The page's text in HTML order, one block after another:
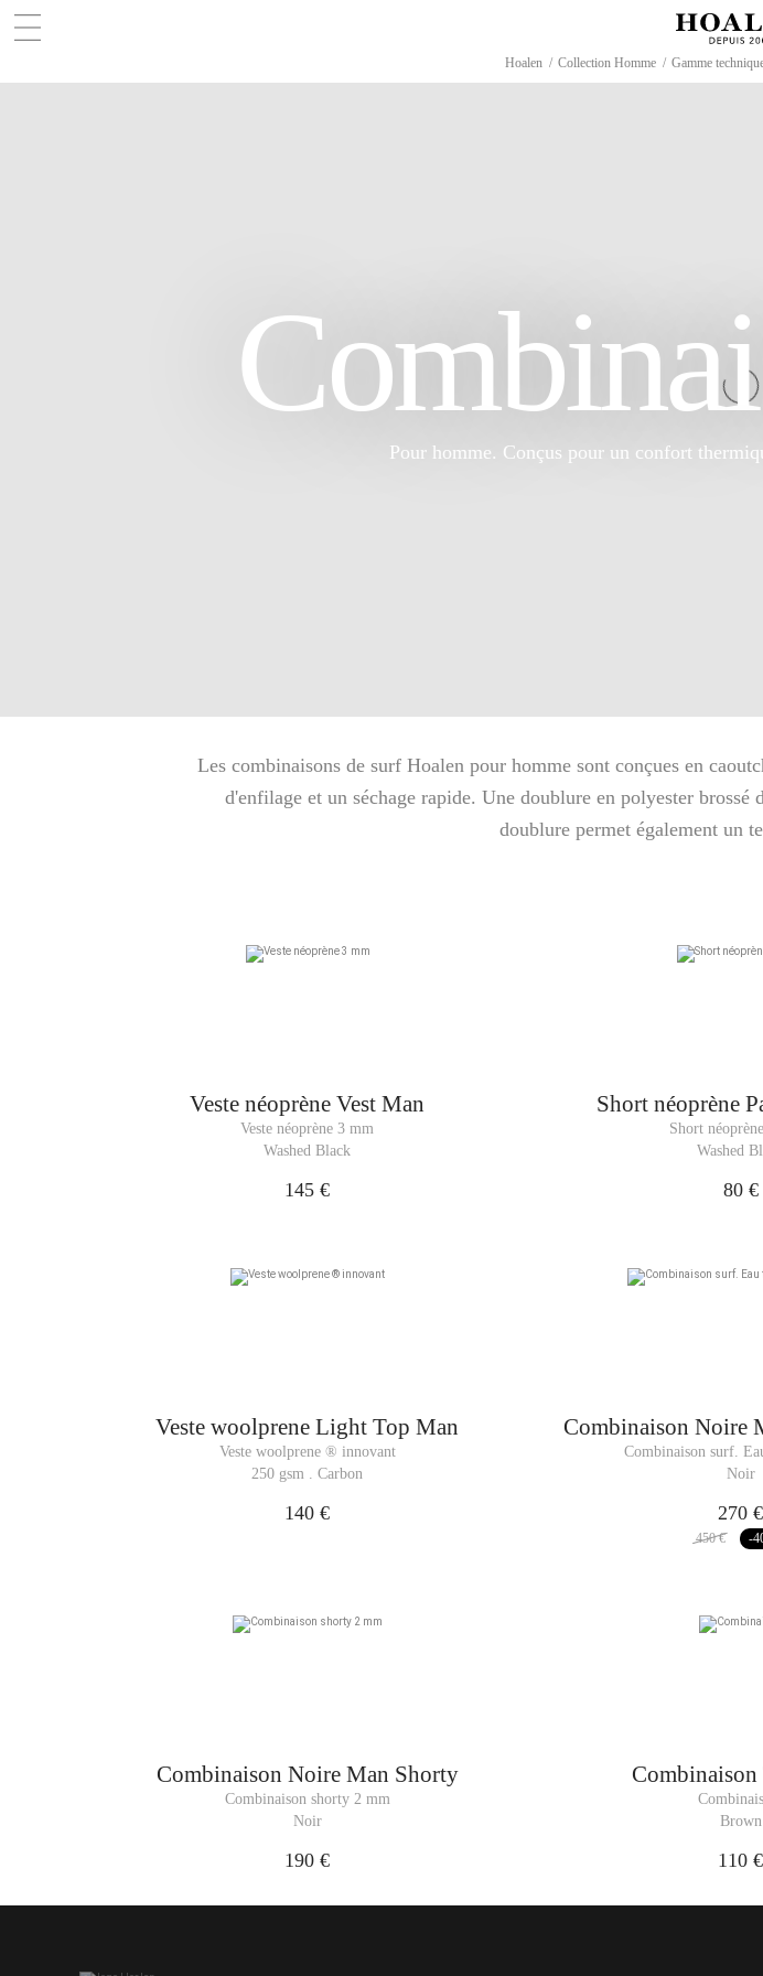
Hoalen / Collection Homme / Gamme
Pour homme. Conçus pour un confort
Les combinaisons de surf Hoalen pour homme sont conçues en
d'enfilage et un séchage rapide. Une doublure en polyester
doublure permet également un
Veste néoprèneVest Man
Veste néoprène 3 mm
Washed Black
145 €
Short néoprène
Short
Washed
80 €
Veste woolpreneLight Top Man
Veste woolprene ® innovant
250 gsm . Carbon
140 €
Combinaison Noire
Combinaison surf.
12°C
Noir
270 €
450 € -
Combinaison Noire Man Shorty
Combinaison shorty 2 mm
Noir
190 €
Combinaison
Brown
110 €